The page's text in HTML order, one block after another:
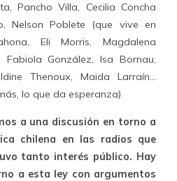
Pancho Villa, Cecilia Concha
Nelson Poblete (que vive en
Eli Morris, Magdalena
Fabiola González, Isa Bornau,
Thenoux, Maida Larraín…
lo que da esperanza)
a una discusión en torno a
chilena en las radios que
tanto interés público. Hay
a esta ley con argumentos